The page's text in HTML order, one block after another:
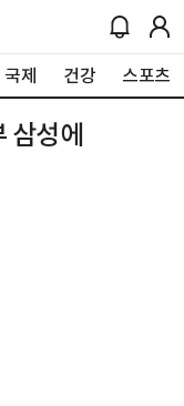
국제 건강 스포츠
삼성에